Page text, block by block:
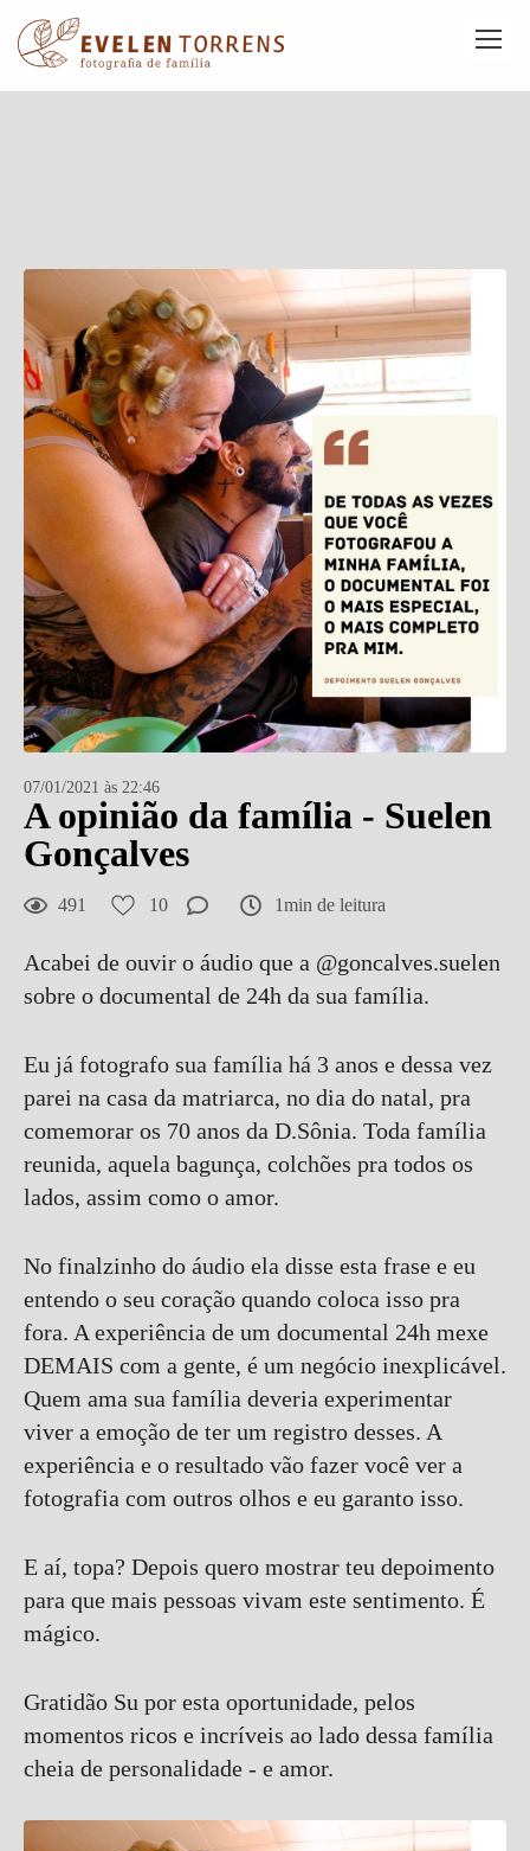
07/01/2021 às 22:46
A opinião da família - Suelen
Gonçalves
491 10 1min de leitura
Acabei de ouvir o áudio que a @goncalves.suelen
sobre o documental de 24h da sua família.
Eu já fotografo sua família há 3 anos e dessa vez
parei na casa da matriarca, no dia do natal, pra
comemorar os 70 anos da D.Sônia. Toda família
reunida, aquela bagunça, colchões pra todos os
lados, assim como o amor.
No finalzinho do áudio ela disse esta frase e eu
entendo o seu coração quando coloca isso pra
fora. A experiência de um documental 24h mexe
DEMAIS com a gente, é um negócio inexplicável.
Quem ama sua família deveria experimentar
viver a emoção de ter um registro desses. A
experiência e o resultado vão fazer você ver a
fotografia com outros olhos e eu garanto isso.
E aí, topa? Depois quero mostrar teu depoimento
para que mais pessoas vivam este sentimento. É
mágico.
Gratidão Su por esta oportunidade, pelos
momentos ricos e incríveis ao lado dessa família
cheia de personalidade - e amor.